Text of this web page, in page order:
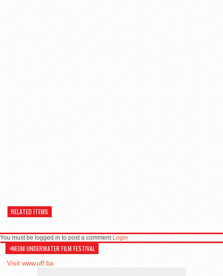
RELATED ITEMS
You must be logged in to post a comment Login
>NEUM UNDERWATER FILM FESTIVAL
Visit www.uff.ba